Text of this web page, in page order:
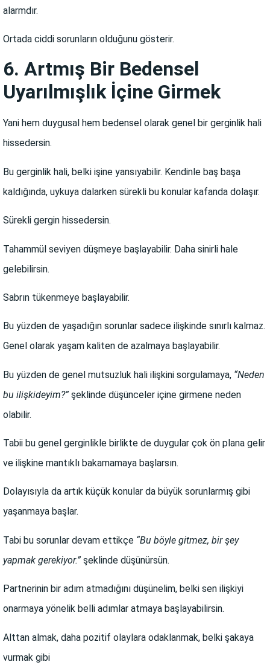
alarmdır.
Ortada ciddi sorunların olduğunu gösterir.
6. Artmış Bir Bedensel
Uyarılmışlık İçine Girmek
Yani hem duygusal hem bedensel olarak genel bir gerginlik hali
hissedersin.
Bu gerginlik hali, belki işine yansıyabilir. Kendinle baş başa
kaldığında, uykuya dalarken sürekli bu konular kafanda dolaşır.
Sürekli gergin hissedersin.
Tahammül seviyen düşmeye başlayabilir. Daha sinirli hale
gelebilirsin.
Sabrın tükenmeye başlayabilir.
Bu yüzden de yaşadığın sorunlar sadece ilişkinde sınırlı kalmaz.
Genel olarak yaşam kaliten de azalmaya başlayabilir.
Bu yüzden de genel mutsuzluk hali ilişkini sorgulamaya, “Neden
bu ilişkideyim?” şeklinde düşünceler içine girmene neden
olabilir.
Tabii bu genel gerginlikle birlikte de duygular çok ön plana gelir
ve ilişkine mantıklı bakamamaya başlarsın.
Dolayısıyla da artık küçük konular da büyük sorunlarmış gibi
yaşanmaya başlar.
Tabi bu sorunlar devam ettikçe “Bu böyle gitmez, bir şey
yapmak gerekiyor.” şeklinde düşünürsün.
Partnerinin bir adım atmadığını düşünelim, belki sen ilişkiyi
onarmaya yönelik belli adımlar atmaya başlayabilirsin.
Alttan almak, daha pozitif olaylara odaklanmak, belki şakaya
vurmak gibi